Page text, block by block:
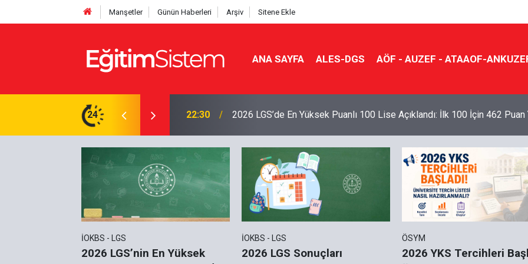
Manşetler Günün Haberleri Arşiv Sitene Ekle
ANA SAYFA ALES-DGS AÖF - AUZEF - ATAAOF-
24
Dilimler Neden Beklenenden Fazla
22:30 2026 LGS’de En Yüksek Puanlı 100 Lise Açıklandı: İlk 100 İçin 462 Puan
İOKBS - LGS
2026 LGS’nin En Yüksek
İOKBS - LGS
2026 LGS Sonuçları
ÖSYM
2026 YKS Tercihleri